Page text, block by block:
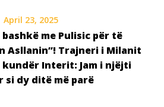
April 23, 2025
bashkë me Pulisic për të
Asllanin”! Trajneri i Milanit
Interit: Jam i njëjti
si dy ditë më parë